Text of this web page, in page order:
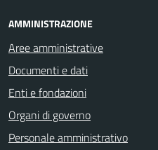
AMMINISTRAZIONE
Aree amministrative
Documenti e dati
Enti e fondazioni
Organi di governo
Personale amministrativo